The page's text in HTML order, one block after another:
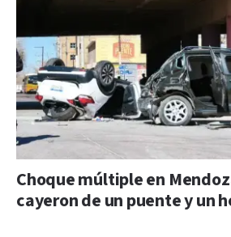
Choque múltiple en
cayeron de un puente y un